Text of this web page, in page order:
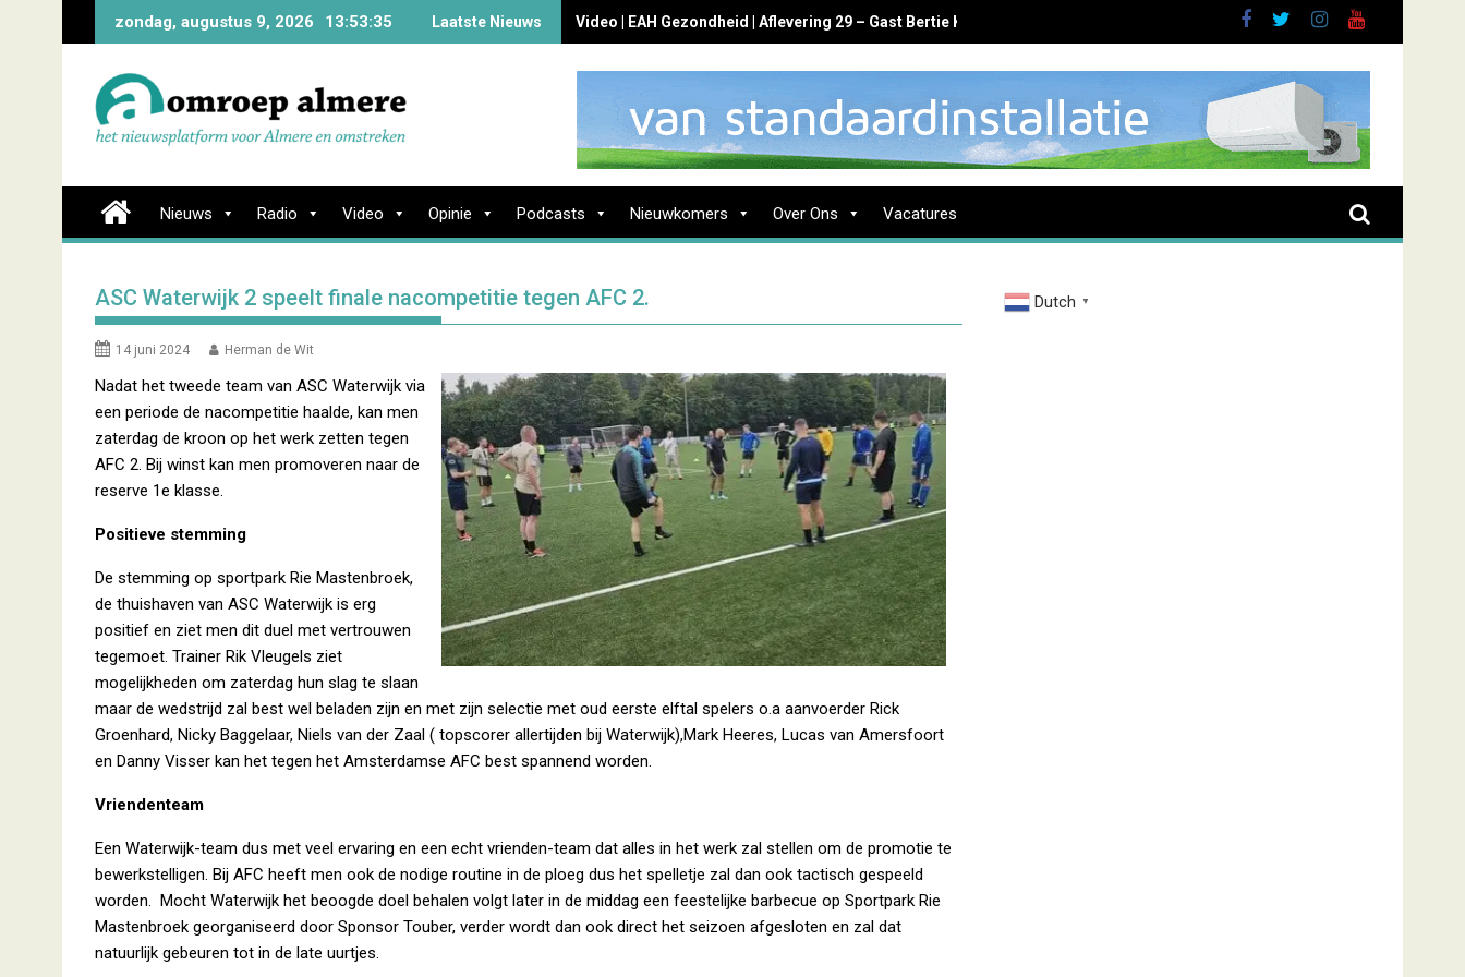
zondag, augustus 9, 2026 13:53:36 Laatste Nieuws Video | EAH Gezondheid | Aflevering 29 – Gast Bertie Koussen
Nieuws Radio Video Opinie Podcasts Nieuwkomers Over Ons Vacatures
ASC Waterwijk 2 speelt finale nacompetitie tegen AFC 2.
14 juni 2024 Herman de Wit
Nadat het tweede team van ASC Waterwijk via
een periode de nacompetitie haalde, kan men
zaterdag de kroon op het werk zetten tegen
AFC 2. Bij winst kan men promoveren naar de
reserve 1e klasse.
Positieve stemming
De stemming op sportpark Rie Mastenbroek,
de thuishaven van ASC Waterwijk is erg
positief en ziet men dit duel met vertrouwen
tegemoet. Trainer Rik Vleugels ziet
mogelijkheden om zaterdag hun slag te slaan
maar de wedstrijd zal best wel beladen zijn en met zijn selectie met oud eerste elftal spelers o.a aanvoerder Rick
Groenhard, Nicky Baggelaar, Niels van der Zaal ( topscorer allertijden bij Waterwijk),Mark Heeres, Lucas van Amersfoort
en Danny Visser kan het tegen het Amsterdamse AFC best spannend worden.
Vriendenteam
Een Waterwijk-team dus met veel ervaring en een echt vrienden-team dat alles in het werk zal stellen om de promotie te
bewerkstelligen. Bij AFC heeft men ook de nodige routine in de ploeg dus het spelletje zal dan ook tactisch gespeeld
worden. Mocht Waterwijk het beoogde doel behalen volgt later in de middag een feestelijke barbecue op Sportpark Rie
Mastenbroek georganiseerd door Sponsor Touber, verder wordt dan ook direct het seizoen afgesloten en zal dat
natuurlijk gebeuren tot in de late uurtjes.
Dutch ▼